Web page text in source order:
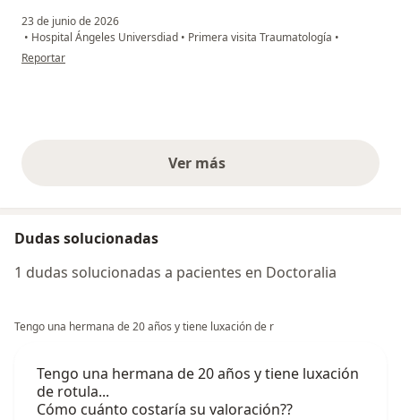
23 de junio de 2026
• Hospital Ángeles Universdiad • Primera visita Traumatología •
en opinión del usuario Alba Reyna Castro
Reportar
Ver másopiniones anteriores
Dudas solucionadas
1 dudas solucionadas a pacientes en Doctoralia
Tengo una hermana de 20 años y tiene luxación de r
Tengo una hermana de 20 años y tiene luxación
de rotula...
Cómo cuánto costaría su valoración??